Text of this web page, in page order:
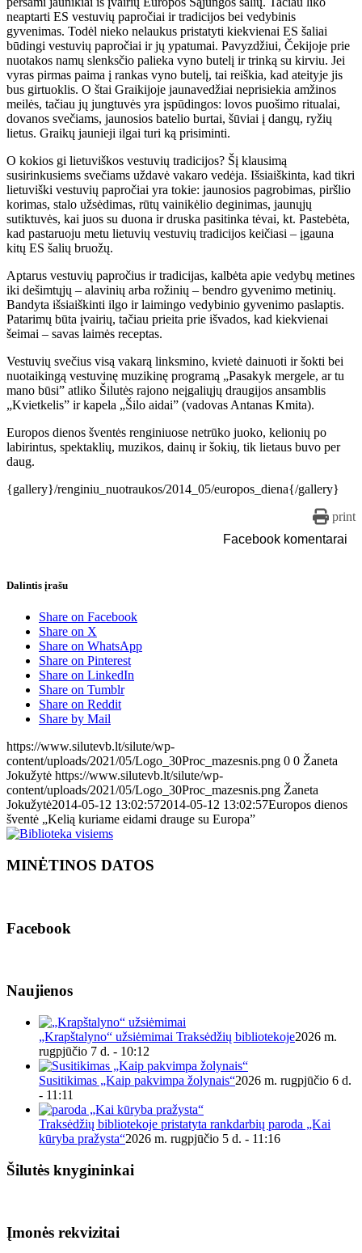
neaptarti ES vestuvių papročiai ir tradicijos bei vedybinis
gyvenimas. Todėl nieko nelaukus pristatyti kiekvienai ES šaliai
būdingi vestuvių papročiai ir jų ypatumai. Pavyzdžiui, Čekijoje prie
nuotakos namų slenksčio palieka vyno butelį ir trinką su kirviu. Jei
vyras pirmas paima į rankas vyno butelį, tai reiškia, kad ateityje jis
bus girtuoklis. O štai Graikijoje jaunavedžiai neprisiekia amžinos
meilės, tačiau jų jungtuvės yra įspūdingos: lovos puošimo ritualai,
dovanos svečiams, jaunosios batelio burtai, šūviai į dangų, ryžių
lietus. Graikų jaunieji ilgai turi ką prisiminti.
O kokios gi lietuviškos vestuvių tradicijos? Šį klausimą
susirinkusiems svečiams uždavė vakaro vedėja. Išsiaiškinta, kad tikri
lietuviški vestuvių papročiai yra tokie: jaunosios pagrobimas, piršlio
korimas, stalo užsėdimas, rūtų vainikėlio deginimas, jaunųjų
sutiktuvės, kai juos su duona ir druska pasitinka tėvai, kt. Pastebėta,
kad pastaruoju metu lietuvių vestuvių tradicijos keičiasi – įgauna
kitų ES šalių bruožų.
Aptarus vestuvių papročius ir tradicijas, kalbėta apie vedybų metines
iki dešimtųjų – alavinių arba rožinių – bendro gyvenimo metinių.
Bandyta išsiaiškinti ilgo ir laimingo vedybinio gyvenimo paslaptis.
Patarimų būta įvairių, tačiau prieita prie išvados, kad kiekvienai
šeimai – savas laimės receptas.
Vestuvių svečius visą vakarą linksmino, kvietė dainuoti ir šokti bei
nuotaikingą vestuvinę muzikinę programą „Pasakyk mergele, ar tu
mano būsi” atliko Šilutės rajono neįgaliųjų draugijos ansamblis
„Kvietkelis” ir kapela „Šilo aidai” (vadovas Antanas Kmita).
Europos dienos šventės renginiuose netrūko juoko, kelionių po
labirintus, spektaklių, muzikos, dainų ir šokių, tik lietaus buvo per
daug.
{gallery}/renginiu_nuotraukos/2014_05/europos_diena{/gallery}
print
Facebook komentarai
Dalintis įrašu
Share on Facebook
Share on X
Share on WhatsApp
Share on Pinterest
Share on LinkedIn
Share on Tumblr
Share on Reddit
Share by Mail
https://www.silutevb.lt/silute/wp-
content/uploads/2021/05/Logo_30Proc_mazesnis.png 0 0 Žaneta
Jokužytė https://www.silutevb.lt/silute/wp-
content/uploads/2021/05/Logo_30Proc_mazesnis.png Žaneta
Jokužytė2014-05-12 13:02:572014-05-12 13:02:57Europos dienos
šventė „Kelią kuriame eidami drauge su Europa”
MINĖTINOS DATOS
Facebook
Naujienos
„Krapštalyno“ užsiėmimai Traksėdžių bibliotekoje2026 m.
rugpjūčio 7 d. - 10:12
Susitikimas „Kaip pakvimpa žolynais“2026 m. rugpjūčio 6 d.
- 11:11
Traksėdžių bibliotekoje pristatyta rankdarbių paroda „Kai
kūryba pražysta“2026 m. rugpjūčio 5 d. - 11:16
Šilutės knygininkai
Įmonės rekvizitai